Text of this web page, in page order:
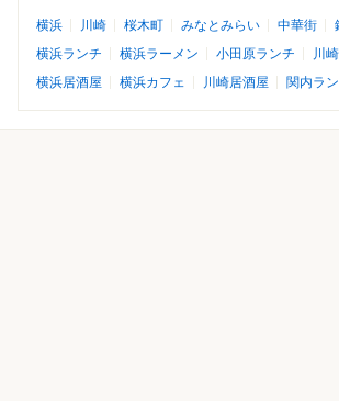
横浜 川崎 桜木町 みなとみらい 中華街
横浜ランチ
横浜ラーメン 小田原ランチ
川
横浜居酒屋
横浜カフェ 川崎居酒屋 関内ラ